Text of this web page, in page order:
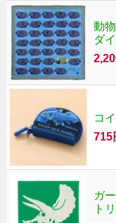
動
ダイ
コ
715
ガ
ト